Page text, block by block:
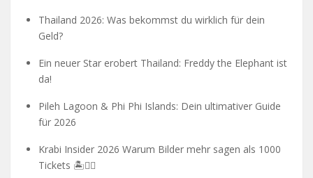
Thailand 2026: Was bekommst du wirklich für dein
Geld?
Ein neuer Star erobert Thailand: Freddy the Elephant ist
da!
Pileh Lagoon & Phi Phi Islands: Dein ultimativer Guide
für 2026
Krabi Insider 2026 Warum Bilder mehr sagen als 1000
Tickets 🏝️🧗‍♂️